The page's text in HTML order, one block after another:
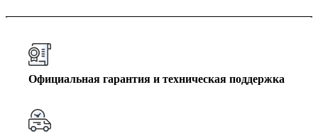
Официальная гарантия и техническая поддержка